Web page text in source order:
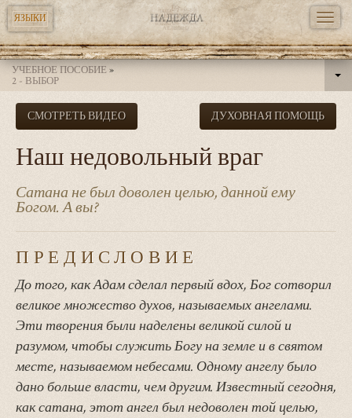
Перейти
основному
содержанию
ЯЗЫКИ
УЧЕБНОЕ ПОСОБИЕ»
2 - ВЫБОР
СМОТРЕТЬ ВИДЕО ДУХОВНАЯ ПОМОЩЬ
Наш недовольный враг
Сатана не был доволен целью, данной ему
Богом. А вы?
ПРЕДИСЛОВИЕ
До того, как Адам сделал первый вдох, Бог сотворил
великое множество духов, называемых ангелами.
Эти творения были наделены великой силой и
разумом, чтобы служить Богу на земле и в святом
месте, называемом небесами. Одному ангелу было
дано больше власти, чем другим. Известный сегодня,
как сатана, этот ангел был недоволен той целью,